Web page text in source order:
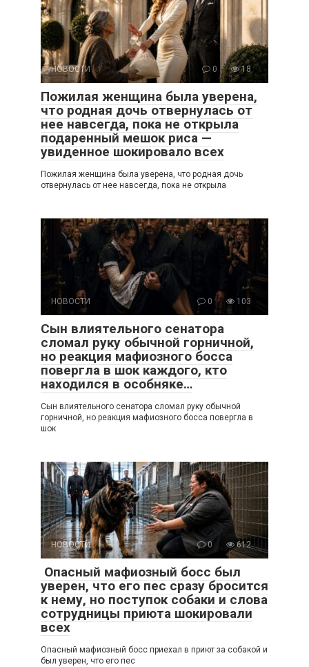
НОВОСТИ 0 18
Пожилая женщина была уверена,
что родная дочь отвернулась от
нее навсегда, пока не открыла
подаренный мешок риса —
увиденное шокировало всех
Пожилая женщина была уверена, что родная дочь
отвернулась от нее навсегда, пока не открыла
НОВОСТИ 0 103
Сын влиятельного сенатора
сломал руку обычной горничной,
но реакция мафиозного босса
повергла в шок каждого, кто
находился в особняке…
Сын влиятельного сенатора сломал руку обычной
горничной, но реакция мафиозного босса повергла в
шок
НОВОСТИ 0 612
Опасный мафиозный босс был
уверен, что его пес сразу бросится
к нему, но поступок собаки и слова
сотрудницы приюта шокировали
всех
Опасный мафиозный босс приехал в приют за собакой и
был уверен, что его пес